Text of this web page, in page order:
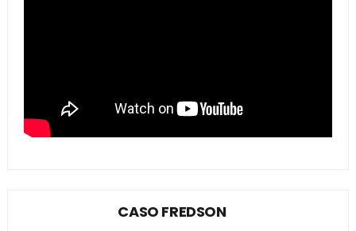
CASO FREDSON